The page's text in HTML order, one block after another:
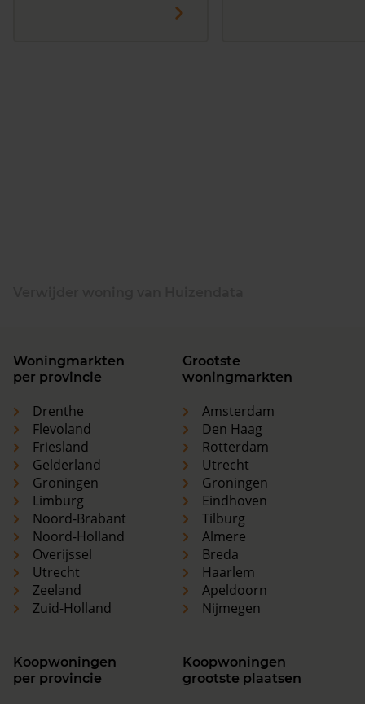
Woningmarkten
per provincie
Drenthe
Flevoland
Friesland
Gelderland
Groningen
Limburg
Noord-Brabant
Noord-Holland
Overijssel
Utrecht
Zeeland
Zuid-Holland
Grootste
woningmarkten
Amsterdam
Den Haag
Rotterdam
Utrecht
Groningen
Eindhoven
Tilburg
Almere
Breda
Haarlem
Apeldoorn
Nijmegen
Koopwoningen
per provincie
Koopwoningen
grootste plaatsen